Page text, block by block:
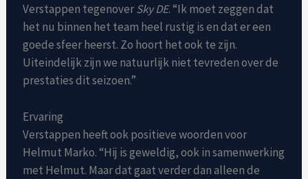
Verstappen tegenoverSky DE. “Ik moet zeggen dat
het nu binnen het team heel rustig is en dat er een
goede sfeer heerst. Zo hoort het ook te zijn.
Uiteindelijk zijn we natuurlijk niet tevreden over de
prestaties dit seizoen.”
Ervaring
Verstappen heeft ook positieve woorden voor
Helmut Marko. “Hij is geweldig, ook in samenwerking
met Helmut. Maar dat gaat verder dan alleen de